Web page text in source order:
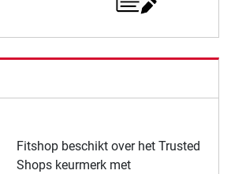
Fitshop beschikt over het Trusted
Shops keurmerk met